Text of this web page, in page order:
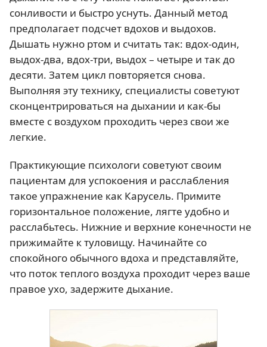
сонливости и быстро уснуть. Данный метод
предполагает подсчет вдохов и выдохов.
Дышать нужно ртом и считать так: вдох-один,
выдох-два, вдох-три, выдох – четыре и так до
десяти. Затем цикл повторяется снова.
Выполняя эту технику, специалисты советуют
сконцентрироваться на дыхании и как-бы
вместе с воздухом проходить через свои же
легкие.
Практикующие психологи советуют своим
пациентам для успокоения и расслабления
такое упражнение как Карусель. Примите
горизонтальное положение, лягте удобно и
расслабьтесь. Нижние и верхние конечности не
прижимайте к туловищу. Начинайте со
спокойного обычного вдоха и представляйте,
что поток теплого воздуха проходит через ваше
правое ухо, задержите дыхание.